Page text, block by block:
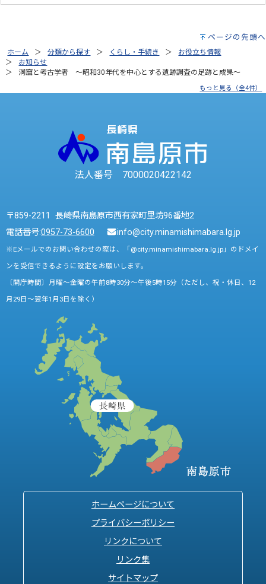
ページの先頭へ
ホーム 分類から探す くらし・手続き
お役立ち情報
お知らせ
洞窟と考古学者 ～昭和30年代を中心とする遺跡調査の足跡と成果～
もっと見る（全4件）
法人番号 7000020422142
〒859-2211 長崎県南島原市西有家町里坊96番地2
電話番号:0957-73-6600 info@city.minamishimabara.lg.jp
※Eメールでのお問い合わせの際は、「@city.minamishimabara.lg.jp」のドメイ
ンを受信できるように設定をお願いします。
〔開庁時間〕月曜～金曜の午前8時30分～午後5時15分（ただし、祝・休日、12
月29日～翌年1月3日を除く）
ホームページについて
プライバシーポリシー
リンクについて
リンク集
サイトマップ